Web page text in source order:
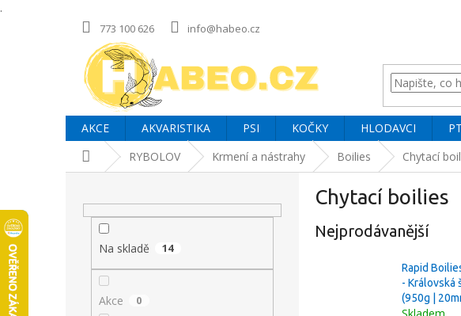
.
773 100 626 info@habeo.cz
AKCE AKVARISTIKA PSI KOČKY HLODAVCI
Domů RYBOLOV Krmení a nástrahy Boilies Chytací
Na skladě 14
Akce 0
Chytací boilies
Nejprodávanější
Rapid
- Královská
(950g |